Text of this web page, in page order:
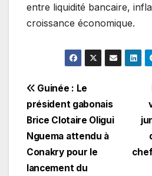
entre liquidité bancaire,
croissance économique.
Navigation
de
l’article
Guinée : Le
président gabonais
Brice Clotaire Oligui
Nguema attendu à
Conakry pour le
lancement du